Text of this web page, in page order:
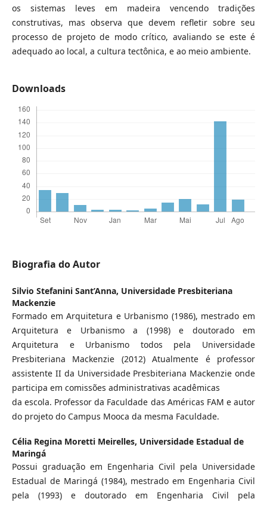
os sistemas leves em madeira vencendo tradições
construtivas, mas observa que devem refletir sobre seu
processo de projeto de modo crítico, avaliando se este é
adequado ao local, a cultura tectônica, e ao meio ambiente.
Downloads
Biografia do Autor
Silvio Stefanini Sant’Anna, Universidade Presbiteriana
Mackenzie
Formado em Arquitetura e Urbanismo (1986), mestrado em
Arquitetura e Urbanismo a (1998) e doutorado em
Arquitetura e Urbanismo todos pela Universidade
Presbiteriana Mackenzie (2012) Atualmente é professor
assistente II da Universidade Presbiteriana Mackenzie onde
participa em comissões administrativas acadêmicas
da escola. Professor da Faculdade das Américas FAM e autor
do projeto do Campus Mooca da mesma Faculdade.
Célia Regina Moretti Meirelles, Universidade Estadual de
Maringá
Possui graduação em Engenharia Civil pela Universidade
Estadual de Maringá (1984), mestrado em Engenharia Civil
pela (1993) e doutorado em Engenharia Civil pela